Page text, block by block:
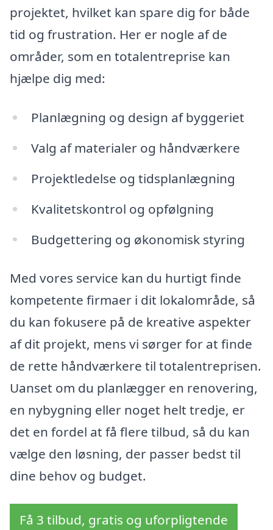
projektet, hvilket kan spare dig for både
tid og frustration. Her er nogle af de
områder, som en totalentreprise kan
hjælpe dig med:
Planlægning og design af byggeriet
Valg af materialer og håndværkere
Projektledelse og tidsplanlægning
Kvalitetskontrol og opfølgning
Budgettering og økonomisk styring
Med vores service kan du hurtigt finde
kompetente firmaer i dit lokalområde, så
du kan fokusere på de kreative aspekter
af dit projekt, mens vi sørger for at finde
de rette håndværkere til totalentreprisen.
Uanset om du planlægger en renovering,
en nybygning eller noget helt tredje, er
det en fordel at få flere tilbud, så du kan
vælge den løsning, der passer bedst til
dine behov og budget.
Få 3 tilbud, gratis og uforpligtende